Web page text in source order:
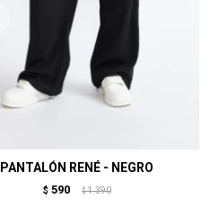
PANTALÓN RENÉ - NEGRO
$ 590 $ 1.390